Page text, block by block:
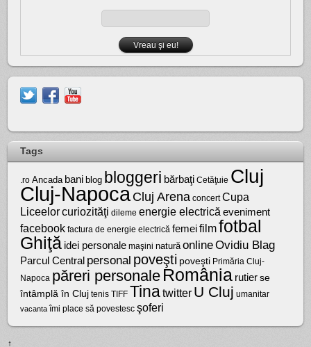
Tags
.ro Ancada bani blog bloggeri bărbaţi Cetăţuie Cluj
Cluj-NapocaCluj Arena concert Cupa
Liceelorcuriozităţi dileme energie electrică eveniment
facebook factura de energie electrică femei filmfotbal
Ghiţă idei personale maşini natură onlineOvidiu Blag
Parcul Central personal poveşti poveşti Primăria Cluj-
Napoca păreri personale România rutier se
întâmplă în Cluj tenis TIFF Tinatwitter U Cluj umanitar
vacanta îmi place să povestesc şoferi
↑